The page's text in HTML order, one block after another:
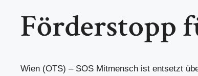
Förderstopp
Wien (OTS) – SOS Mitmensch ist entsetzt